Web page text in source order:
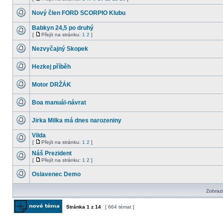
Žádné
příspěvky
Přejít
na
stránku
nové
příspěvky
Nový člen FORD SCORPIO Klubu
Žádné
příspěvky
Babkyn 24,5 po druhý
[
Přejít
stránku
Přejít na stránku: 1 2 ]
příspěvky
Nezvyčajný Skopek
příspěvky
Hezkej příběh
příspěvky
Motor DRŽÁK
příspěvky
Boa manuál-návrat
nové
příspěvky
Jirka Milka má dnes narozeniny
Žádné
nové
příspěvky
Vilda
[
Přejít
na
stránku
Přejít na stránku: 1 2 ]
Žádné
příspěvky
Náš Prezident
[
Přejít
stránku
Přejít na stránku: 1 2 ]
Oslavenec Demo
Stránka 1 z 14 [ 664 témat ]